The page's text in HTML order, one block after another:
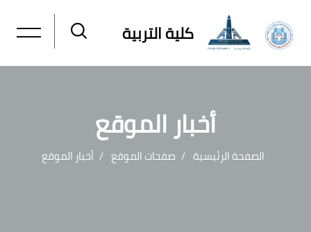
كلية التربية
أخبار الموقع
الصفحة الرئيسية صفحات الموقع أخبار الموقع